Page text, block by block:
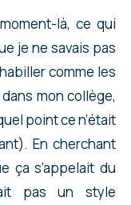
là, ce qui
je ne savais pas
comme les
mon collège,
point ce n’était
En cherchant
ça s’appelait du
pas un style